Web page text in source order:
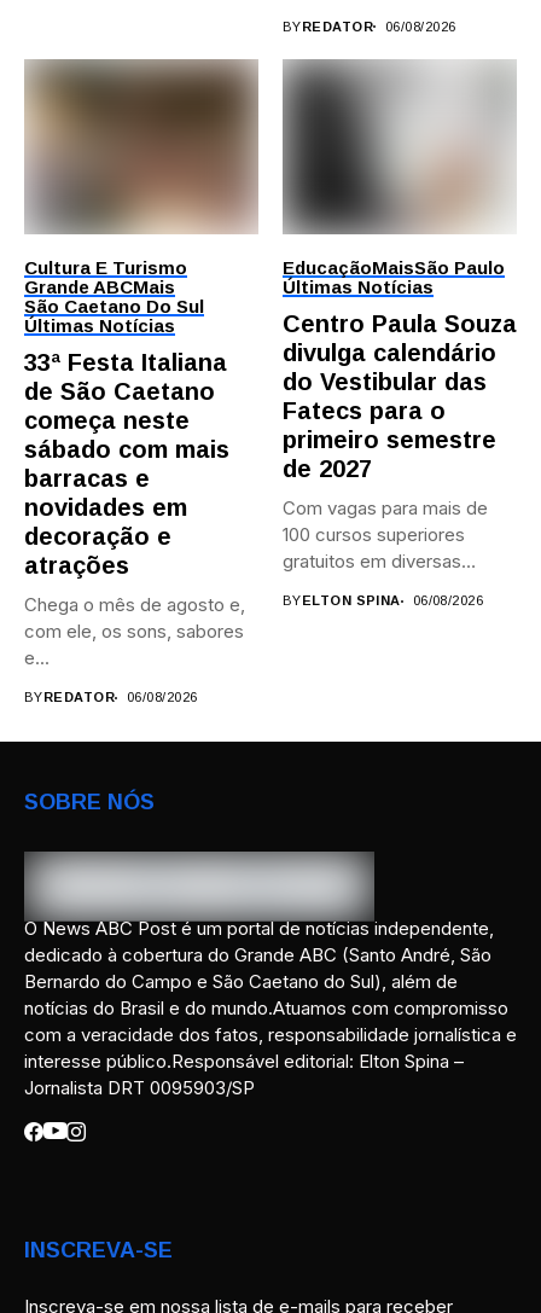
BYREDATOR 06/08/2026
Cultura E Turismo
Grande ABCMais
São Caetano Do Sul
Últimas Notícias
33ª Festa Italiana
de São Caetano
começa neste
sábado com mais
barracas e
novidades em
decoração e
atrações
Chega o mês de agosto e,
com ele, os sons, sabores
e...
BYREDATOR 06/08/2026
EducaçãoMaisSão Paulo
Últimas Notícias
Centro Paula Souza
divulga calendário
do Vestibular das
Fatecs para o
primeiro semestre
de 2027
Com vagas para mais de
100 cursos superiores
gratuitos em diversas
BYELTON SPINA 06/08/2026
SOBRE NÓS
O News ABC Post é um portal de notícias independente,
dedicado à cobertura do Grande ABC (Santo André, São
Bernardo do Campo e São Caetano do Sul), além de
notícias do Brasil e do mundo.Atuamos com compromisso
com a veracidade dos fatos, responsabilidade jornalística e
interesse público.Responsável editorial: Elton Spina –
Jornalista DRT 0095903/SP
INSCREVA-SE
Inscreva-se em nossa lista de e-mails para receber